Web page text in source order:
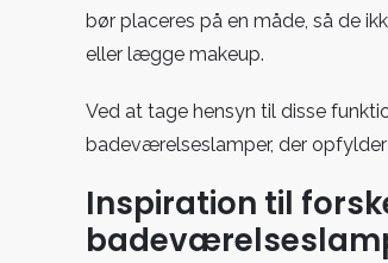
bør placeres på en måde, så de
eller lægge makeup.
Ved at tage hensyn til disse
badeværelseslamper, der
Inspiration til